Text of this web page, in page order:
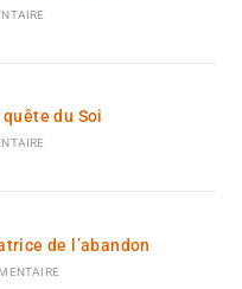
du Soi
de l’abandon